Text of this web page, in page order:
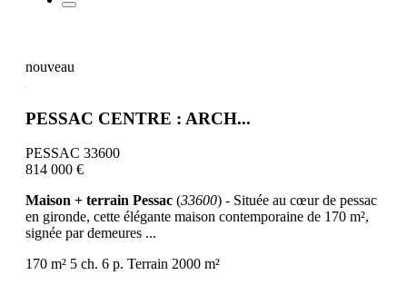
nouveau
PESSAC CENTRE : ARCH...
PESSAC 33600
814 000 €
Maison + terrain Pessac (33600) - Située au cœur de pessac
en gironde, cette élégante maison contemporaine de 170 m²,
signée par demeures ...
170 m² 5 ch. 6 p. Terrain 2000 m²